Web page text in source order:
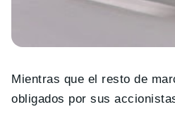
Mientras que el resto de
obligados por sus